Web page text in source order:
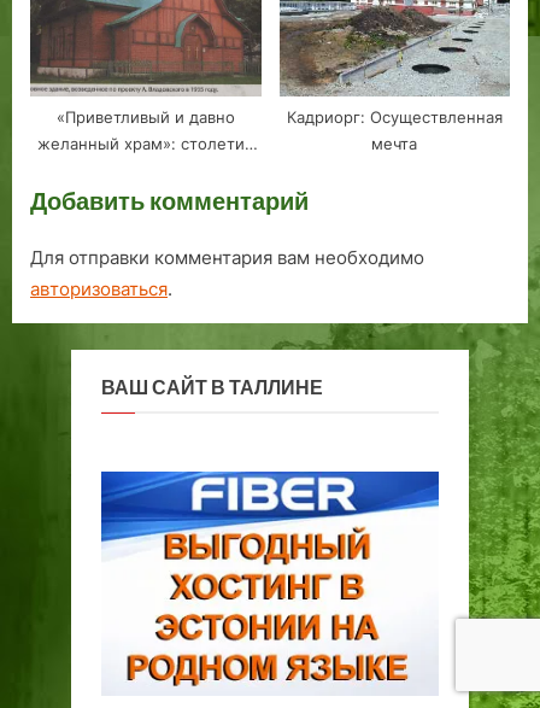
«Приветливый и давно
желанный храм»: столетие
Кадриорг: Осуществленная
мечта
Добавить комментарий
Для отправки комментария вам необходимо
авторизоваться.
ВАШ САЙТ В ТАЛЛИНЕ